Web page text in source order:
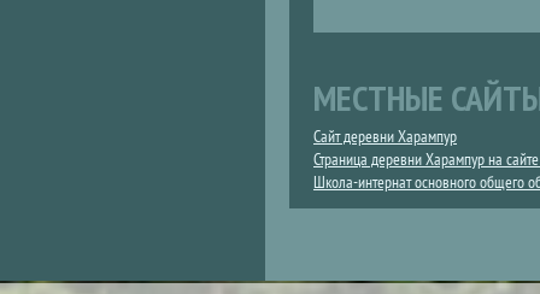
МЕСТНЫЕ
Сайт деревни Харампур
Страница деревни Харампур на
Школа-интернат основного общего